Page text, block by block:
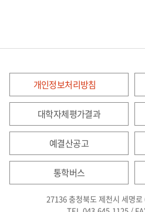
개인정보처리방침
대학자체평가결과
예결산공고
통학버스
27136 충청북도 제천시 세명